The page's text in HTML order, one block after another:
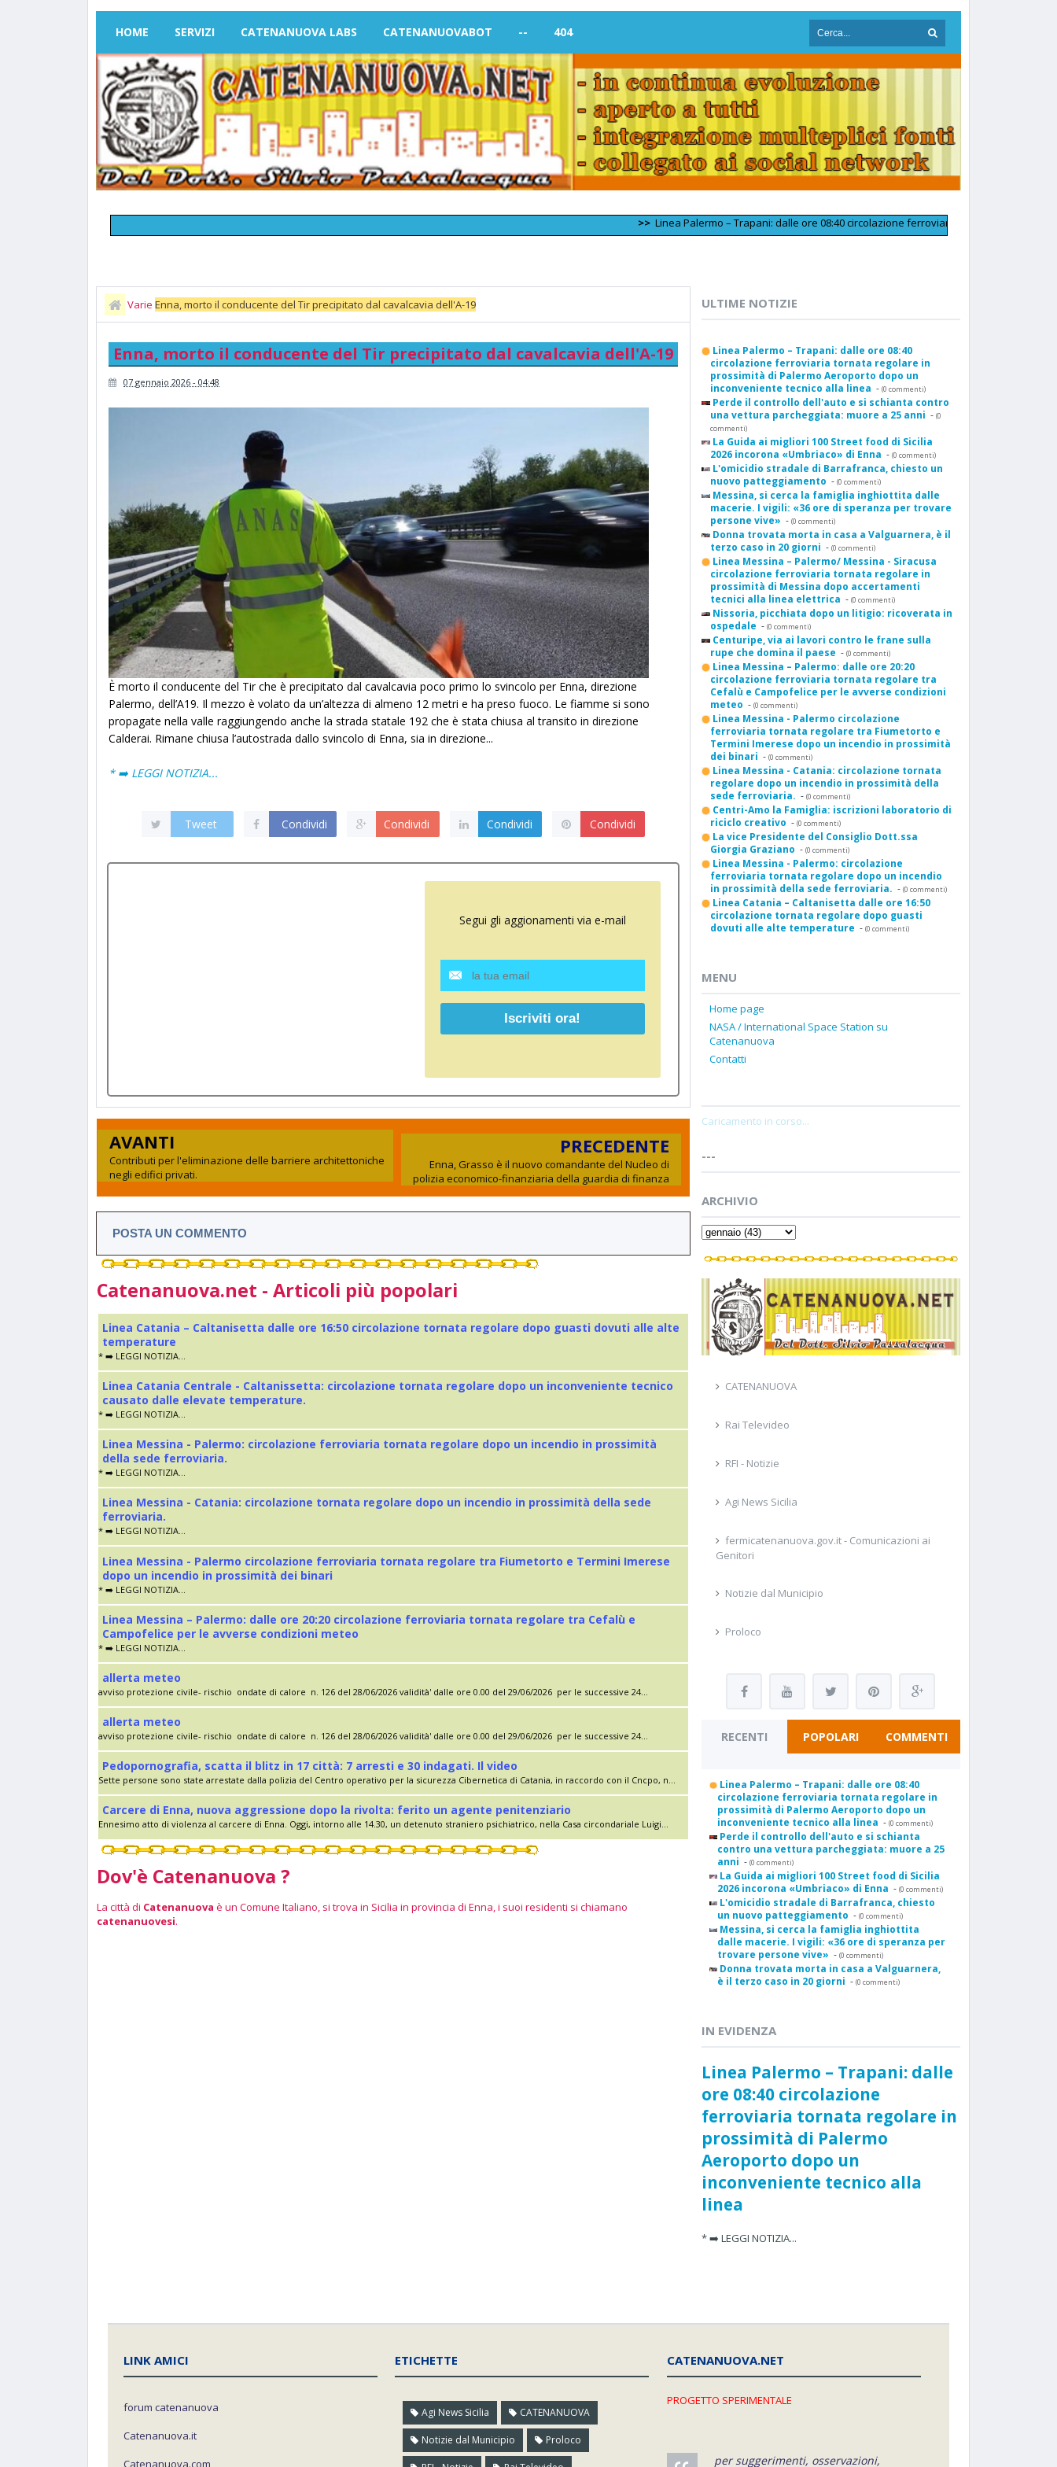
HOME SERVIZI CATENANUOVA LABS CATENANUOVABOT -- 404
Linea Palermo – Trapani: dalle ore 08:40 circolazione ferroviaria tornata regolare in
Varie Enna, morto il conducente del Tir precipitato dal cavalcavia dell'A-19
Enna, morto il conducente del Tir precipitato dal cavalcavia dell'A-19
07 gennaio 2026 - 04:48
È morto il conducente del Tir che è precipitato dal cavalcavia poco primo lo svincolo per Enna, direzione
Palermo, dell’A19. Il mezzo è volato da un’altezza di almeno 12 metri e ha preso fuoco. Le fiamme si sono
propagate nella valle raggiungendo anche la strada statale 192 che è stata chiusa al transito in direzione
Calderai. Rimane chiusa l’autostrada dallo svincolo di Enna, sia in direzione...
* ➡️ LEGGI NOTIZIA...
Tweet Condividi Condividi Condividi Condividi
Segui gli aggionamenti via e-mail
AVANTI
Contributi per l'eliminazione delle barriere architettoniche
negli edifici privati.
PRECEDENTE
Enna, Grasso è il nuovo comandante del Nucleo di
polizia economico-finanziaria della guardia di finanza
POSTA UN COMMENTO
Catenanuova.net - Articoli più popolari
Linea Catania – Caltanisetta dalle ore 16:50 circolazione tornata regolare dopo guasti dovuti alle alte
temperature
* ➡️ LEGGI NOTIZIA...
Linea Catania Centrale - Caltanissetta: circolazione tornata regolare dopo un inconveniente tecnico
causato dalle elevate temperature.
* ➡️ LEGGI NOTIZIA...
Linea Messina - Palermo: circolazione ferroviaria tornata regolare dopo un incendio in prossimità
della sede ferroviaria.
* ➡️ LEGGI NOTIZIA...
Linea Messina - Catania: circolazione tornata regolare dopo un incendio in prossimità della sede
ferroviaria.
* ➡️ LEGGI NOTIZIA...
Linea Messina - Palermo circolazione ferroviaria tornata regolare tra Fiumetorto e Termini Imerese
dopo un incendio in prossimità dei binari
* ➡️ LEGGI NOTIZIA...
Linea Messina – Palermo: dalle ore 20:20 circolazione ferroviaria tornata regolare tra Cefalù e
Campofelice per le avverse condizioni meteo
* ➡️ LEGGI NOTIZIA...
allerta meteo
avviso protezione civile- rischio ondate di calore n. 126 del 28/06/2026 validità' dalle ore 0.00 del 29/06/2026 per le successive 24...
allerta meteo
avviso protezione civile- rischio ondate di calore n. 126 del 28/06/2026 validità' dalle ore 0.00 del 29/06/2026 per le successive 24...
Pedopornografia, scatta il blitz in 17 città: 7 arresti e 30 indagati. Il video
Sette persone sono state arrestate dalla polizia del Centro operativo per la sicurezza Cibernetica di Catania, in raccordo con il Cncpo, n...
Carcere di Enna, nuova aggressione dopo la rivolta: ferito un agente penitenziario
Ennesimo atto di violenza al carcere di Enna. Oggi, intorno alle 14.30, un detenuto straniero psichiatrico, nella Casa circondariale Luigi...
Dov'è Catenanuova ?
La città di Catenanuova è un Comune Italiano, si trova in Sicilia in provincia di Enna, i suoi residenti si chiamano
catenanuovesi.
ULTIME NOTIZIE
Linea Palermo – Trapani: dalle ore 08:40
circolazione ferroviaria tornata regolare in
prossimità di Palermo Aeroporto dopo un
inconveniente tecnico alla linea - (0 commenti)
Perde il controllo dell'auto e si schianta contro
una vettura parcheggiata: muore a 25 anni - (0
commenti)
La Guida ai migliori 100 Street food di Sicilia
2026 incorona «Umbriaco» di Enna - (0 commenti)
L'omicidio stradale di Barrafranca, chiesto un
nuovo patteggiamento - (0 commenti)
Messina, si cerca la famiglia inghiottita dalle
macerie. I vigili: «36 ore di speranza per trovare
persone vive» - (0 commenti)
Donna trovata morta in casa a Valguarnera, è il
terzo caso in 20 giorni - (0 commenti)
Linea Messina – Palermo/ Messina - Siracusa
circolazione ferroviaria tornata regolare in
prossimità di Messina dopo accertamenti
tecnici alla linea elettrica - (0 commenti)
Nissoria, picchiata dopo un litigio: ricoverata in
ospedale - (0 commenti)
Centuripe, via ai lavori contro le frane sulla
rupe che domina il paese - (0 commenti)
Linea Messina – Palermo: dalle ore 20:20
circolazione ferroviaria tornata regolare tra
Cefalù e Campofelice per le avverse condizioni
meteo - (0 commenti)
Linea Messina - Palermo circolazione
ferroviaria tornata regolare tra Fiumetorto e
Termini Imerese dopo un incendio in prossimità
dei binari - (0 commenti)
Linea Messina - Catania: circolazione tornata
regolare dopo un incendio in prossimità della
sede ferroviaria. - (0 commenti)
Centri-Amo la Famiglia: iscrizioni laboratorio di
riciclo creativo - (0 commenti)
La vice Presidente del Consiglio Dott.ssa
Giorgia Graziano - (0 commenti)
Linea Messina - Palermo: circolazione
ferroviaria tornata regolare dopo un incendio
in prossimità della sede ferroviaria. - (0 commenti)
Linea Catania – Caltanisetta dalle ore 16:50
circolazione tornata regolare dopo guasti
dovuti alle alte temperature - (0 commenti)
MENU
Home page
NASA / International Space Station su
Catenanuova
Contatti
Caricamento in corso...
---
ARCHIVIO
CATENANUOVA
Rai Televideo
RFI - Notizie
Agi News Sicilia
fermicatenanuova.gov.it - Comunicazioni ai
Genitori
Notizie dal Municipio
Proloco
RECENTI POPOLARI COMMENTI
Linea Palermo – Trapani: dalle ore 08:40
circolazione ferroviaria tornata regolare in
prossimità di Palermo Aeroporto dopo un
inconveniente tecnico alla linea - (0 commenti)
Perde il controllo dell'auto e si schianta
contro una vettura parcheggiata: muore a 25
anni - (0 commenti)
La Guida ai migliori 100 Street food di Sicilia
2026 incorona «Umbriaco» di Enna - (0 commenti)
L'omicidio stradale di Barrafranca, chiesto
un nuovo patteggiamento - (0 commenti)
Messina, si cerca la famiglia inghiottita
dalle macerie. I vigili: «36 ore di speranza per
trovare persone vive» - (0 commenti)
Donna trovata morta in casa a Valguarnera,
è il terzo caso in 20 giorni - (0 commenti)
IN EVIDENZA
Linea Palermo – Trapani: dalle
ore 08:40 circolazione
ferroviaria tornata regolare in
prossimità di Palermo
Aeroporto dopo un
inconveniente tecnico alla
linea
* ➡️ LEGGI NOTIZIA...
LINK AMICI
forum catenanuova
Catenanuova.it
Catenanuova.com
ETICHETTE
Agi News Sicilia CATENANUOVA
Notizie dal Municipio Proloco
CATENANUOVA.NET
PROGETTO SPERIMENTALE
per suggerimenti, osservazioni,